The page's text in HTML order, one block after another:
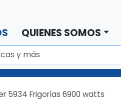
QUIENES SOMOS
5934 Frigorías 6900 watts